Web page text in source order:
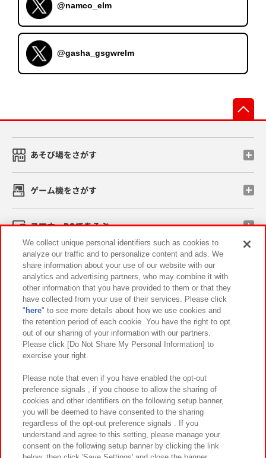
@namco_elm
@gasha_gsgwrelm
あそび場をさがす
ゲーム機をさがす
スマホ・PCであそぶ
イベント・キャンペーン
関連会社 サステナビリティ サイトポリシー
プライバシーポリシー ウェブアクセシビリティ方針と検証結果
お取引先さまとともに
カスタマーハラスメント対応方針 よくあるご質問・お問い合わせ
We collect unique personal identifiers such as cookies to
analyze our traffic and to personalize content and ads. We
share information about your use of our website with our
analytics and advertising partners, who may combine it with
other information that you have provided to them or that they
have collected from your use of their services. Please click
" here" to see more details about how we use cookies and
the retention period of each cookie. You have the right to opt
out of our sharing of your information with our partners.
Please click [Do Not Share My Personal Information] to
exercise your right.
Please note that even if you have enabled the opt-out
preference signals , if you choose to allow the sharing of
cookies and other identifiers on the following setup banner,
you will be deemed to have consented to the sharing
regardless of the opt-out preference signals . If you
understand and agree to this setting, please manage your
consent on the following setup banner by clicking the link